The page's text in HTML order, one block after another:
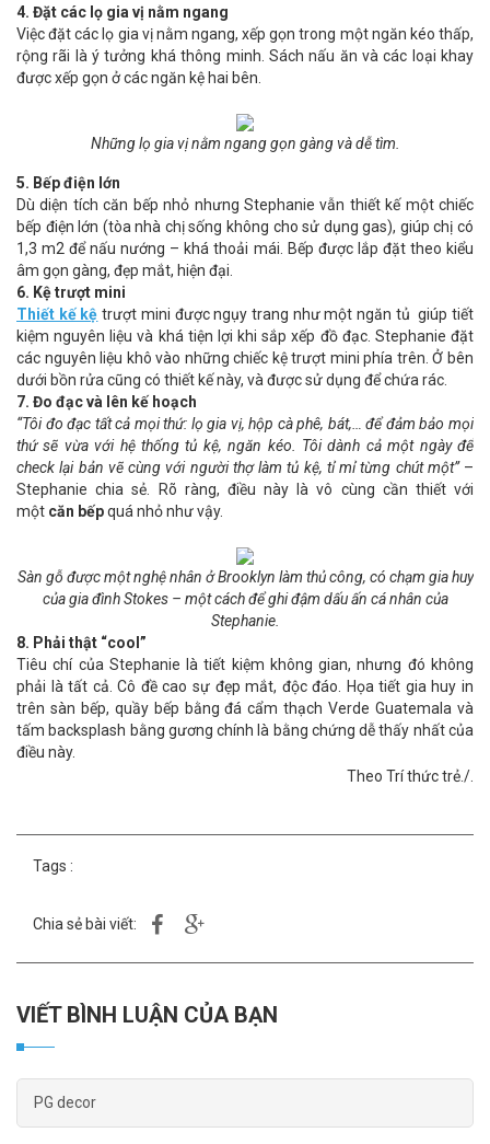
4. Đặt các lọ gia vị nằm ngang
Việc đặt các lọ gia vị nằm ngang, xếp gọn trong một ngăn kéo thấp,
rộng rãi là ý tưởng khá thông minh. Sách nấu ăn và các loại khay
được xếp gọn ở các ngăn kệ hai bên.
Những lọ gia vị nằm ngang gọn gàng và dễ tìm.
5. Bếp điện lớn
Dù diện tích căn bếp nhỏ nhưng Stephanie vẫn thiết kế một chiếc
bếp điện lớn (tòa nhà chị sống không cho sử dụng gas), giúp chị có
1,3 m2 để nấu nướng – khá thoải mái. Bếp được lắp đặt theo kiểu
âm gọn gàng, đẹp mắt, hiện đại.
6. Kệ trượt mini
Thiết kế kệ trượt mini được ngụy trang như một ngăn tủ giúp tiết
kiệm nguyên liệu và khá tiện lợi khi sắp xếp đồ đạc. Stephanie đặt
các nguyên liệu khô vào những chiếc kệ trượt mini phía trên. Ở bên
dưới bồn rửa cũng có thiết kế này, và được sử dụng để chứa rác.
7. Đo đạc và lên kế hoạch
“Tôi đo đạc tất cả mọi thứ: lọ gia vị, hộp cà phê, bát,… để đảm bảo mọi
thứ sẽ vừa với hệ thống tủ kệ, ngăn kéo. Tôi dành cả một ngày để
check lại bản vẽ cùng với người thợ làm tủ kệ, tỉ mỉ từng chút một”–
Stephanie chia sẻ. Rõ ràng, điều này là vô cùng cần thiết với
một căn bếpquá nhỏ như vậy.
Sàn gỗ được một nghệ nhân ở Brooklyn làm thủ công, có chạm gia huy
của gia đình Stokes – một cách để ghi đậm dấu ấn cá nhân của
Stephanie.
8. Phải thật “cool”
Tiêu chí của Stephanie là tiết kiệm không gian, nhưng đó không
phải là tất cả. Cô đề cao sự đẹp mắt, độc đáo. Họa tiết gia huy in
trên sàn bếp, quầy bếp bằng đá cẩm thạch Verde Guatemala và
tấm backsplash bằng gương chính là bằng chứng dễ thấy nhất của
điều này.
Theo Trí thức trẻ./.
Tags :
Chia sẻ bài viết:
VIẾT BÌNH LUẬN CỦA BẠN